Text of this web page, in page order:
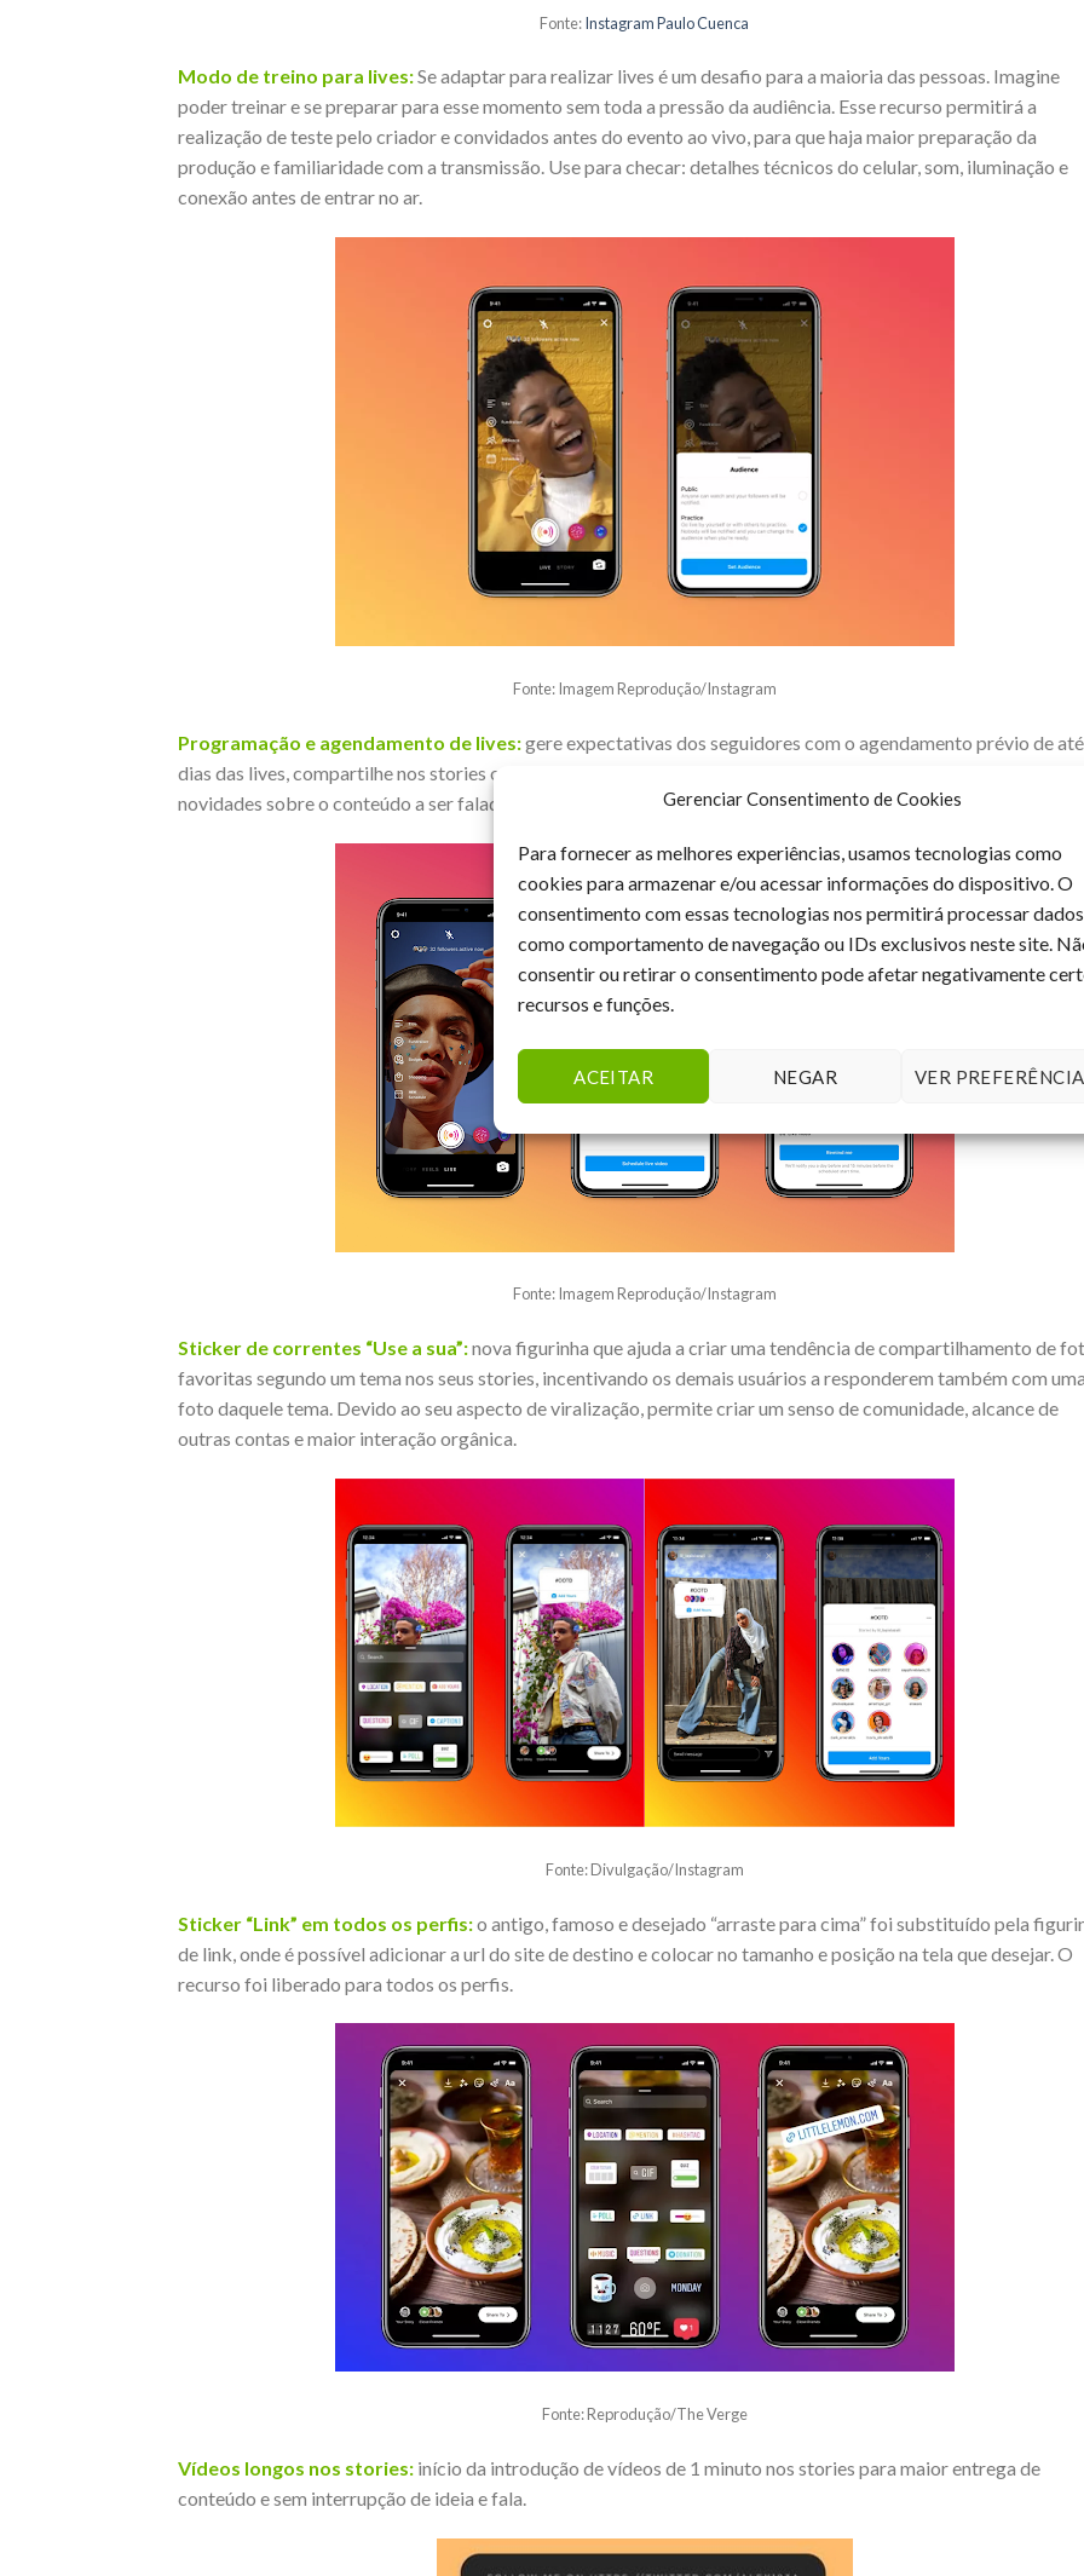
Gerenciar Consentimento de Cookies
Para fornecer as melhores experiências, usamos tecnologias como
cookies para armazenar e/ou acessar informações do dispositivo. O
consentimento com essas tecnologias nos permitirá processar dados
como comportamento de navegação ou IDs exclusivos neste site.
consentir ou retirar o consentimento pode afetar negativamente
recursos e funções.
ACEITAR NEGAR VER
Fonte:Instagram Paulo Cuenca
Modo de treino para lives:Se adaptar para realizar lives é um desafio para a maioria das pessoas. Imagine
poder treinar e se preparar para esse momento sem toda a pressão da audiência. Esse recurso permitirá a
realização de teste pelo criador e convidados antes do evento ao vivo, para que haja maior preparação da
produção e familiaridade com a transmissão. Use para checar: detalhes técnicos do celular, som, iluminação e
conexão antes de entrar no ar.
Fonte: Imagem Reprodução/Instagram
Programação e agendamento de lives:gere expectativas dos seguidores com o agendamento prévio de
dias das lives, compartilhe nos stories ou no feed para ativar a notificação de lembrete ao usuários e alimente
novidades sobre o conteúdo a ser falado;
Fonte: Imagem Reprodução/Instagram
Sticker de correntes “Use a sua”:nova figurinha que ajuda a criar uma tendência de compartilhamento de
favoritas segundo um tema nos seus stories, incentivando os demais usuários a responderem também com
foto daquele tema. Devido ao seu aspecto de viralização, permite criar um senso de comunidade, alcance de
outras contas e maior interação orgânica.
Fonte: Divulgação/Instagram
Sticker “Link” em todos os perfis:o antigo, famoso e desejado “arraste para cima” foi substituído pela
de link, onde é possível adicionar a url do site de destino e colocar no tamanho e posição na tela que desejar. O
recurso foi liberado para todos os perfis.
Fonte: Reprodução/The Verge
Vídeos longos nos stories: início da introdução de vídeos de 1 minuto nos stories para maior entrega de
conteúdo e sem interrupção de ideia e fala.